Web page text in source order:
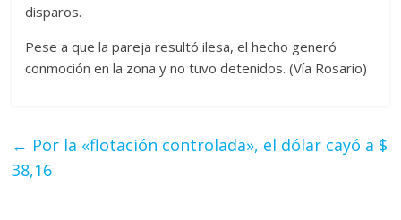
disparos.
Pese a que la pareja resultó ilesa, el hecho generó
conmoción en la zona y no tuvo detenidos. (Vía Rosario)
← Por la «flotación controlada», el dólar cayó a $
38,16